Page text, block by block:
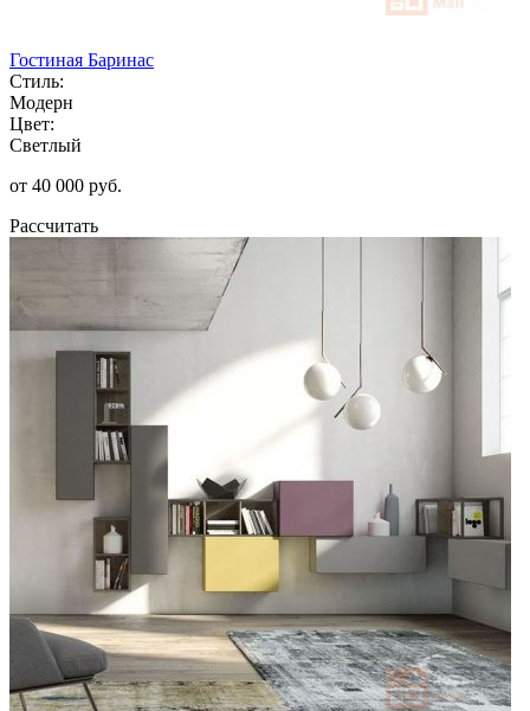
Гостиная Баринас
Стиль:
Модерн
Цвет:
Светлый
от 40 000 руб.
Рассчитать